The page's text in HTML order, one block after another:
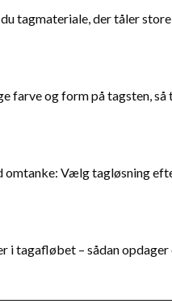
tagmateriale, der tåler
farve og form på tagsten,
omtanke: Vælg tagløsning
i tagafløbet – sådan